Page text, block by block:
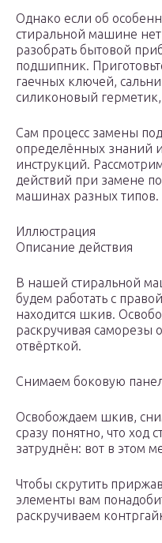
Однако если об
стиральной машине
разобрать бытовой
подшипник.
гаечных ключей,
силиконовый
Сам процесс замены
определённых знаний
инструкций.
действий при замене
машинах разных типов.
Иллюстрация
Описание действия
В нашей стиральной
будем работать с
находится шкив.
раскручивая саморезы
отвёрткой.
Снимаем боковую
Освобождаем шкив,
сразу понятно, что ход
затруднён: вот в этом
Чтобы скрутить
элементы вам
раскручиваем